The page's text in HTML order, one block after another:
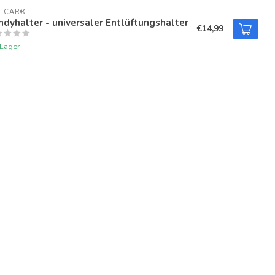
CAR®
- universaler Entlüftungshalter €14,99